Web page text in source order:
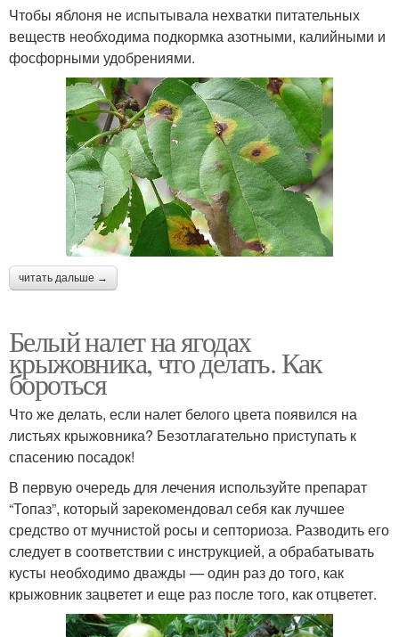
Чтобы яблоня не испытывала нехватки питательных
веществ необходима подкормка азотными, калийными и
фосфорными удобрениями.
читать дальше →
Белый налет на ягодах
крыжовника, что делать. Как
бороться
Что же делать, если налет белого цвета появился на
листьях крыжовника? Безотлагательно приступать к
спасению посадок!
В первую очередь для лечения используйте препарат
“Топаз”, который зарекомендовал себя как лучшее
средство от мучнистой росы и септориоза. Разводить его
следует в соответствии с инструкцией, а обрабатывать
кусты необходимо дважды — один раз до того, как
крыжовник зацветет и еще раз после того, как отцветет.